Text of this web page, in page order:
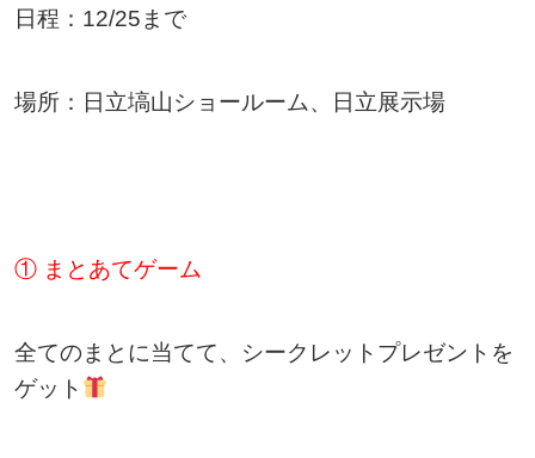
日程：12/25まで
場所：日立塙山ショールーム、日立展示場
① まとあてゲーム
全てのまとに当てて、シークレットプレゼントを
ゲット